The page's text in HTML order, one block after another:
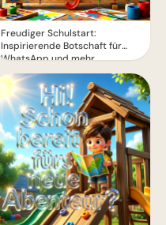
Freudiger Schulstart:
Inspirierende Botschaft für
WhatsApp und mehr